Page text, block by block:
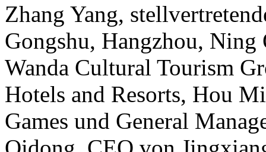
Zhang Yang,
Gongshu, Hangzhou,
Wanda Cultural Tourism
Hotels and Resorts, Hou
Games und General